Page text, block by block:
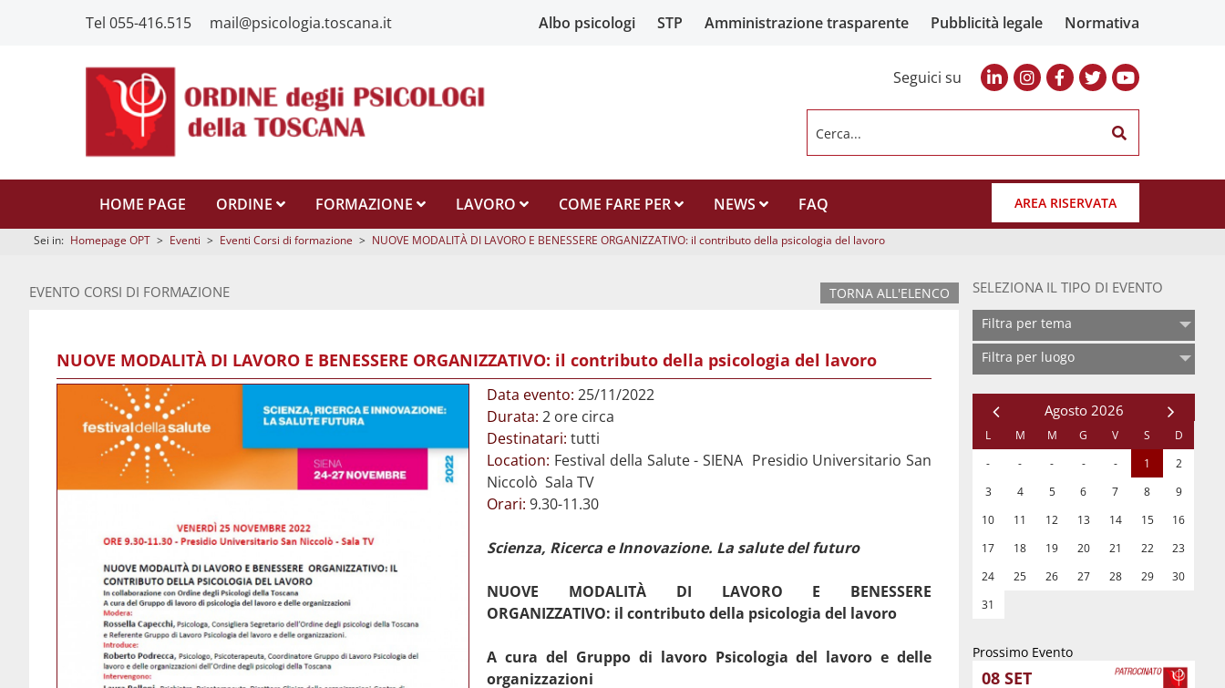
Tel 055-416.515 mail@psicologia.toscana.it Albo psicologi STP Amministrazione trasparente Pubblicità legale Normativa
Seguici su
Cerca...
HOME PAGE ORDINE FORMAZIONE LAVORO COME FARE PER NEWS FAQ AREA RISERVATA
Sei in: Homepage OPT > Eventi > Eventi Corsi di formazione > NUOVE MODALITÀ DI LAVORO E BENESSERE ORGANIZZATIVO: il contributo della psicologia del lavoro
EVENTO CORSI DI FORMAZIONE TORNA ALL'ELENCO
NUOVE MODALITÀ DI LAVORO E BENESSERE ORGANIZZATIVO: il contributo della psicologia del lavoro
Data evento:25/11/2022
Durata:2 ore circa
Destinatari:tutti
Location: Festival della Salute - SIENA  Presidio Universitario San
Niccolò  Sala TV
Orari:9.30-11.30
Scienza, Ricerca e Innovazione. La salute del futuro
NUOVE MODALITÀ DI LAVORO E BENESSERE
ORGANIZZATIVO: il contributo della psicologia del lavoro
A cura del Gruppo di lavoro Psicologia del lavoro e delle
organizzazioni
SELEZIONA IL TIPO DI EVENTO
Filtra per tema
Filtra per luogo
Prossimo Evento
08 SET